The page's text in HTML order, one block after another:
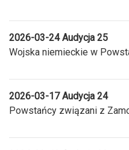
2026-03-24 Audycja 25
Wojska niemieckie w
2026-03-17 Audycja 24
Powstańcy związani z